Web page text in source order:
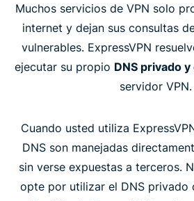
Muchos servicios de VPN solo
internet y dejan sus consultas
vulnerables. ExpressVPN
ejecutar su propio DNS privado
servidor VPN.
Cuando usted utiliza
DNS son manejadas
sin verse expuestas a terceros.
opte por utilizar el DNS privado